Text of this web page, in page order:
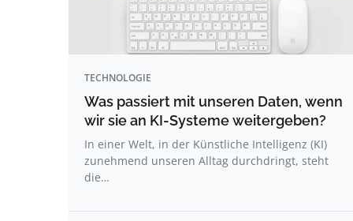
TECHNOLOGIE
Was passiert mit unseren Daten, wenn
wir sie an KI-Systeme weitergeben?
In einer Welt, in der Künstliche Intelligenz (KI)
zunehmend unseren Alltag durchdringt, steht
die…